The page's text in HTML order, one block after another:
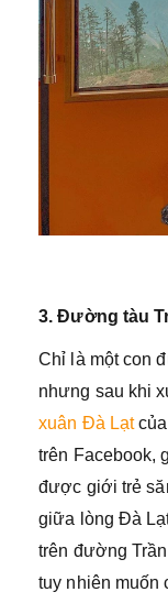
3. Đường tàu
Chỉ là một con
nhưng sau khi
xuân Đà Lạt
trên Facebook,
được giới trẻ
giữa lòng Đà
trên đường
tuy nhiên muốn